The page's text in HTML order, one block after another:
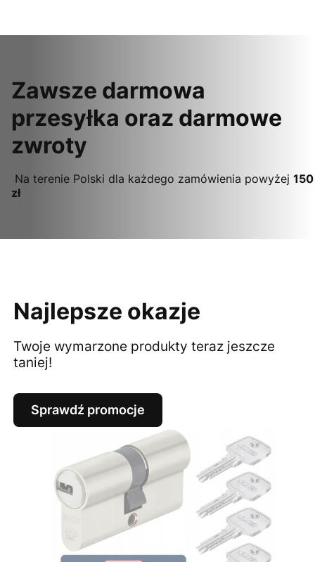
Zawsze darmowa
przesyłka oraz darmowe
zwroty
Na terenie Polski dla każdego zamówienia powyżej 150
zł
Najlepsze okazje
Twoje wymarzone produkty teraz jeszcze
taniej!
Sprawdź promocje